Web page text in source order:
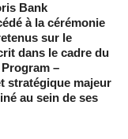
Bank
à la cérémonie
sur le
dans le cadre du
–
stratégique majeur
au sein de ses